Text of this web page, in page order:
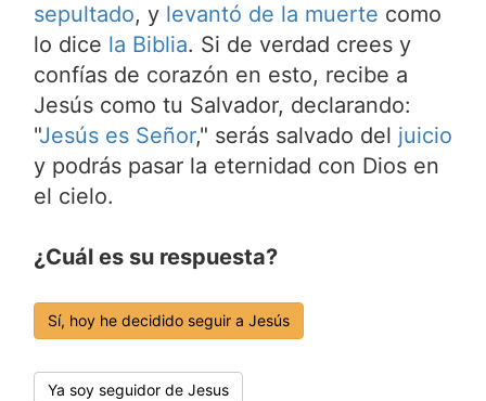
sepultado, y levantó de la muerte como
lo dice la Biblia. Si de verdad crees y
confías de corazón en esto, recibe a
Jesús como tu Salvador, declarando:
"Jesús es Señor," serás salvado del juicio
y podrás pasar la eternidad con Dios en
el cielo.
¿Cuál es su respuesta?
Sí, hoy he decidido seguir a Jesús
Ya soy seguidor de Jesus